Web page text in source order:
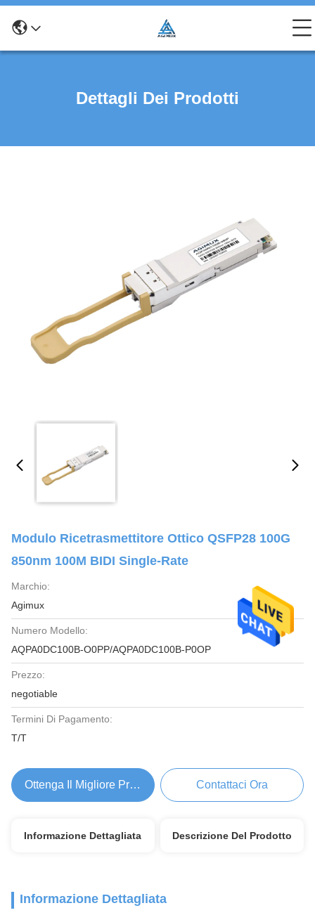
Dettagli Dei Prodotti
Modulo Ricetrasmettitore Ottico QSFP28 100G
850nm 100M BIDI Single-Rate
Marchio:
Agimux
Numero Modello:
AQPA0DC100B-O0PP/AQPA0DC100B-P0OP
Prezzo:
negotiable
Termini Di Pagamento:
T/T
Ottenga Il Migliore Prezzo Contattaci Ora
Informazione Dettagliata Descrizione Del Prodotto
Informazione Dettagliata